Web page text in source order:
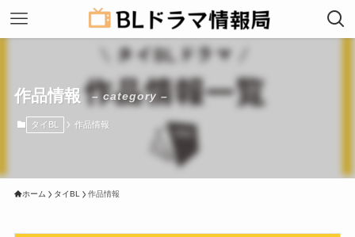
作品情報 – category –
タイBL 作品情報
ホーム タイBL 作品情報